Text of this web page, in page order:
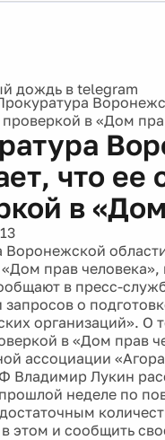
в «Дом
что ее
в
Воронежской
прав
в пресс-
запросов о
организаций». О
в «Дом прав
ассоциации
Владимир Лукин
неделе по
в этом и сообщить